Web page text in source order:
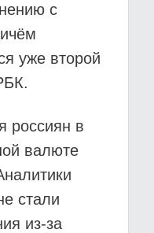
с
уже второй
россиян в
валюте
стали
из-за